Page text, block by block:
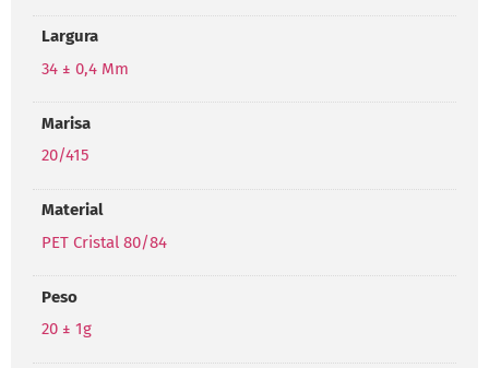
Largura
34 ± 0,4 Mm
Marisa
20/415
Material
PET Cristal 80/84
Peso
20 ± 1g